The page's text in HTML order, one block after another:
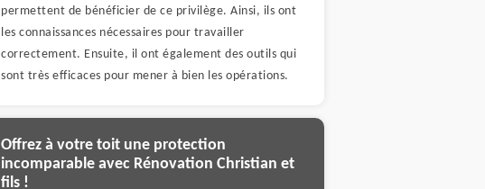
permettent de bénéficier de ce privilège. Ainsi, ils ont
les connaissances nécessaires pour travailler
correctement. Ensuite, il ont également des outils qui
sont très efficaces pour mener à bien les opérations.
Offrez à votre toit une protection
incomparable avec Rénovation Christian et
fils !